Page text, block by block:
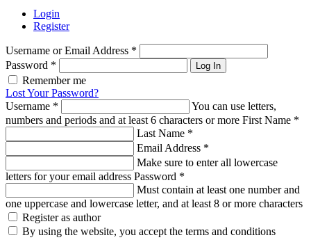
Login
Register
Username or Email Address *
Password * Log In
Remember me
Lost Your Password?
Username *
You can use letters,
numbers and periods and at least 6 characters or more First Name *
Last Name *
Email Address *
Make sure to enter all lowercase
letters for your email address Password *
Must contain at least one number and
one uppercase and lowercase letter, and at least 8 or more characters
Register as author
By using the website, you accept the terms and conditions